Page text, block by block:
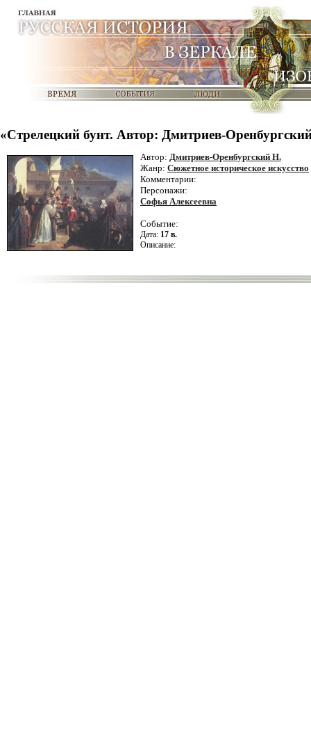
«Стрелецкий бунт. Автор: Дмитриев-
Автор: Дмитриев-Оренбургский Н.
Жанр: Сюжетное историческое искусство
Комментарии:
Персонажи:
Софья Алексеевна
Событие:
Дата: 17 в.
Описание: